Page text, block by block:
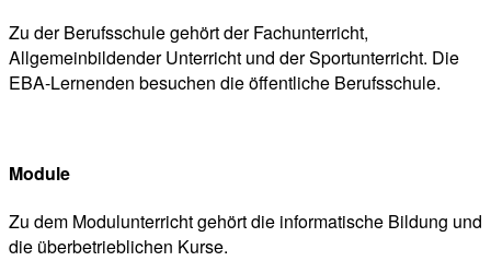
Zu der Berufsschule gehört der Fachunterricht,
Allgemeinbildender Unterricht und der Sportunterricht. Die
EBA-Lernenden besuchen die öffentliche Berufsschule.
Module
Zu dem Modulunterricht gehört die informatische Bildung und
die überbetrieblichen Kurse.